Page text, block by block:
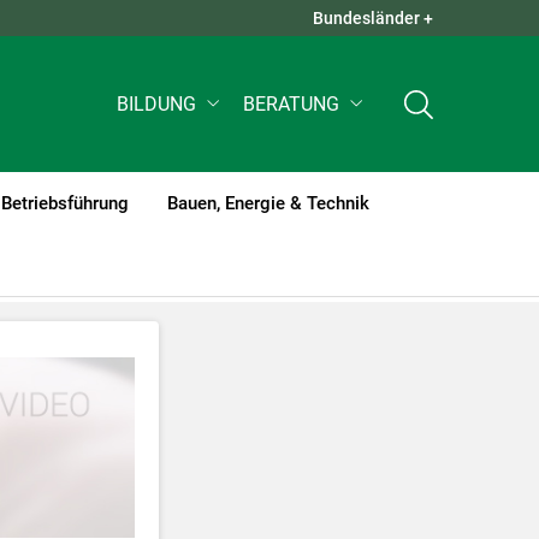
QUICK LINKS +
Bundesländer +
BILDUNG BERATUNG
Betriebsführung Bauen, Energie & Technik
werden